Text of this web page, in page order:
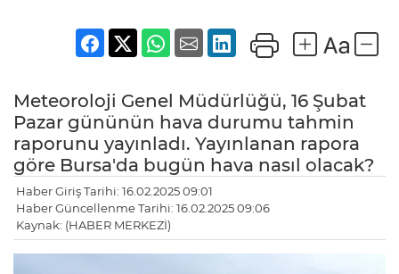
Meteoroloji Genel Müdürlüğü, 16 Şubat
Pazar gününün hava durumu tahmin
raporunu yayınladı. Yayınlanan rapora
göre Bursa'da bugün hava nasıl olacak?
Haber Giriş Tarihi: 16.02.2025 09:01
Haber Güncellenme Tarihi: 16.02.2025 09:06
Kaynak: (HABER MERKEZİ)